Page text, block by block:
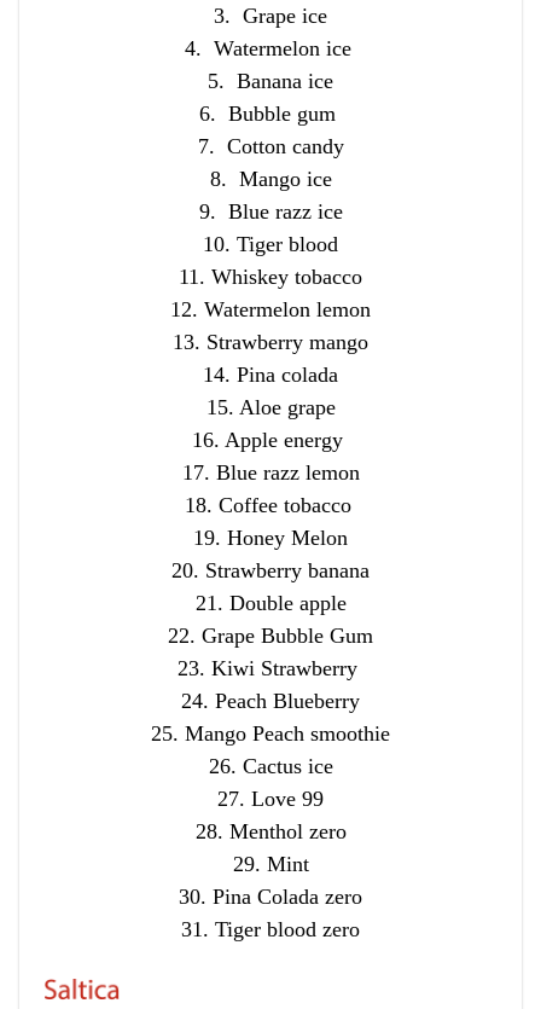
3. Grape ice
4. Watermelon ice
5. Banana ice
6. Bubble gum
7. Cotton candy
8. Mango ice
9. Blue razz ice
10. Tiger blood
11. Whiskey tobacco
12. Watermelon lemon
13. Strawberry mango
14. Pina colada
15. Aloe grape
16. Apple energy
17. Blue razz lemon
18. Coffee tobacco
19. Honey Melon
20. Strawberry banana
21. Double apple
22. Grape Bubble Gum
23. Kiwi Strawberry
24. Peach Blueberry
25. Mango Peach smoothie
26. Cactus ice
27. Love 99
28. Menthol zero
29. Mint
30. Pina Colada zero
31. Tiger blood zero